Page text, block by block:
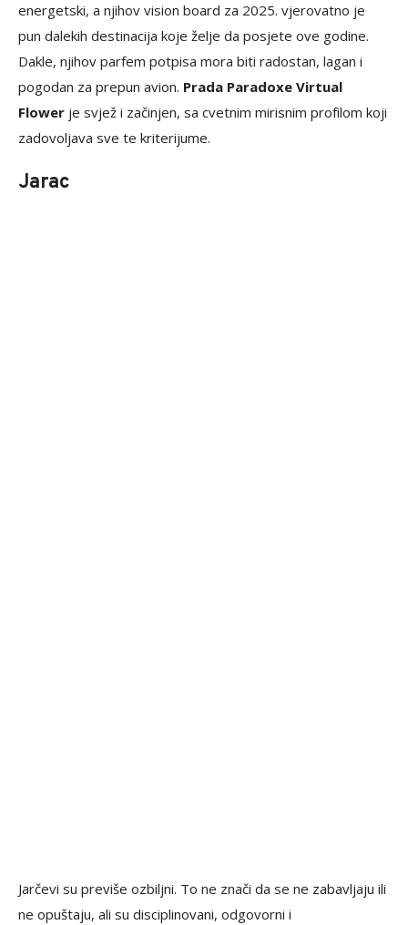
energetski, a njihov vision board za 2025. vjerovatno je
pun dalekih destinacija koje želje da posjete ove godine.
Dakle, njihov parfem potpisa mora biti radostan, lagan i
pogodan za prepun avion. Prada Paradoxe Virtual
Flower je svjež i začinjen, sa cvetnim mirisnim profilom koji
zadovoljava sve te kriterijume.
Jarac
Jarčevi su previše ozbiljni. To ne znači da se ne zabavljaju ili
ne opuštaju, ali su disciplinovani, odgovorni i